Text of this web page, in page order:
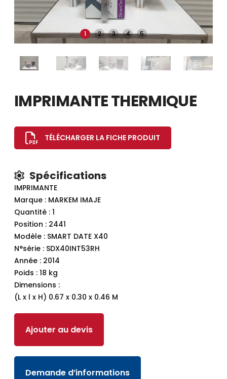
1 2 3 4 5
IMPRIMANTE THERMIQUE
TÉLÉCHARGER LA FICHE PRODUIT
Spécifications
IMPRIMANTE
Marque : MARKEM IMAJE
Quantité : 1
Position : 2441
Modèle : SMART DATE X40
N°série : SDX40INT53RH
Année : 2014
Poids : 18 kg
Dimensions :
(L x l x H) 0.67 x 0.30 x 0.46 M
Ajouter au devis
Demande d’informations